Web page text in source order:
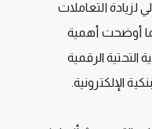
لزيادة التعاملات
أوضحت أهمية
التحتية الرقمية
الإلكترونية.